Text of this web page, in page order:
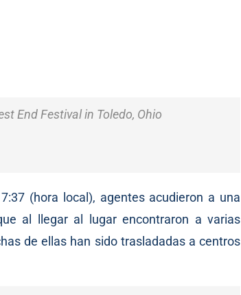
End Festival in Toledo, Ohio
(hora local), agentes acudieron a una
al llegar al lugar encontraron a varias
de ellas han sido trasladadas a centros